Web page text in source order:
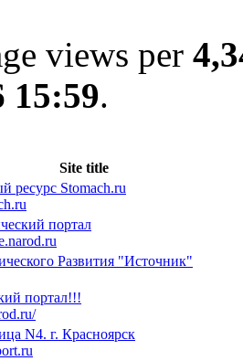
views per
15:59.
Site title
ресурс Stomach.ru
портал
Развития "Источник"
портал!!!
N4. г. Красноярск